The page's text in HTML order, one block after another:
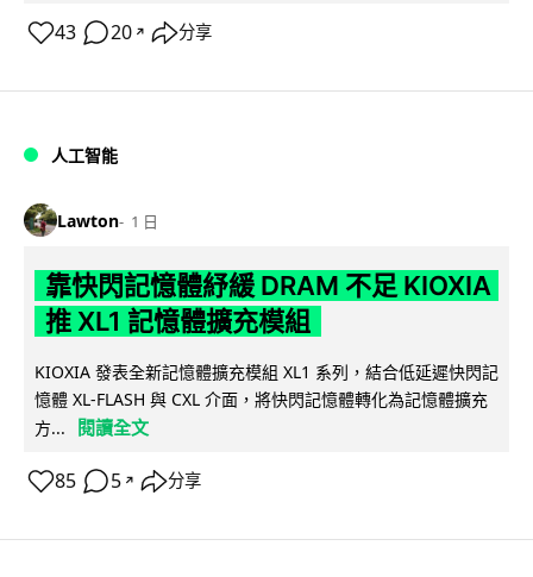
43 20 ↗ 分享
人工智能
Lawton 1 日
靠快閃記憶體紓緩 DRAM 不足 KIOXIA
推 XL1 記憶體擴充模組
KIOXIA 發表全新記憶體擴充模組 XL1 系列，結合低延遲快閃記
憶體 XL-FLASH 與 CXL 介面，將快閃記憶體轉化為記憶體擴充
方...
閱讀全文
85 5 ↗ 分享